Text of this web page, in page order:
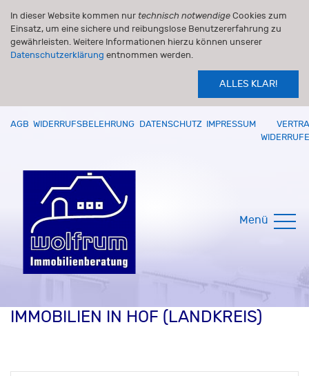
In dieser Website kommen nur technisch notwendige Cookies zum
Einsatz, um eine sichere und reibungslose Benutzererfahrung zu
gewährleisten. Weitere Informationen hierzu können unserer
Datenschutzerklärung entnommen werden.
ALLES KLAR!
AGB WIDERRUFSBELEHRUNG DATENSCHUTZ IMPRESSUM
Menü
IMMOBILIEN IN HOF (LANDKREIS)